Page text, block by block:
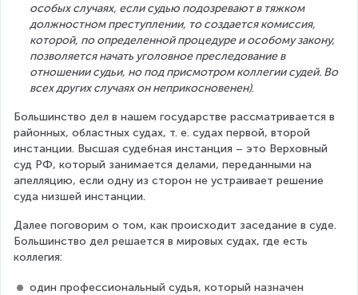
особых случаях, если судью подозревают в тяжком
должностном преступлении, то создается комиссия,
которой, по определенной процедуре и особому закону,
позволяется начать уголовное преследование в
отношении судьи, но под присмотром коллегии судей. Во
всех других случаях он неприкосновенен).
Большинство дел в нашем государстве рассматривается в
районных, областных судах, т. е. судах первой, второй
инстанции. Высшая судебная инстанция – это Верховный
суд РФ, который занимается делами, переданными на
апелляцию, если одну из сторон не устраивает решение
суда низшей инстанции.
Далее поговорим о том, как происходит заседание в суде.
Большинство дел решается в мировых судах, где есть
коллегия:
один профессиональный судья, который назначен